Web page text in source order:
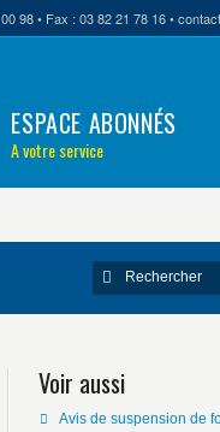
98 • Fax : 03 82 21 78 16 •
ESPACE ABONNÉS
A votre service
Voir aussi
Avis de suspension de